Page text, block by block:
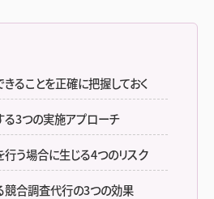
ることを正確に把握しておく
3つの実施アプローチ
う場合に生じる4つのリスク
競合調査代行の3つの効果